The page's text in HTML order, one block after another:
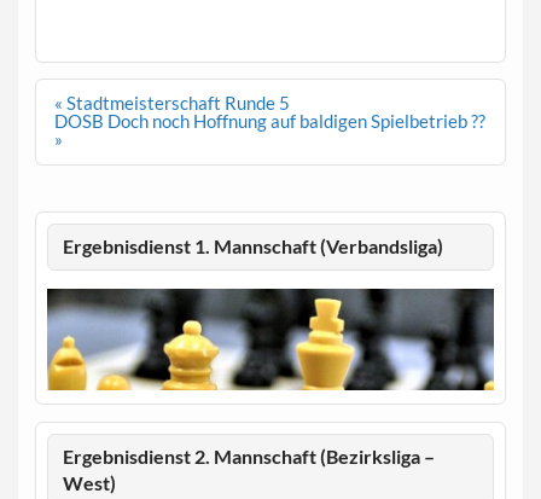
Beitragsnavigation
« Stadtmeisterschaft Runde 5
DOSB Doch noch Hoffnung auf baldigen Spielbetrieb ??
»
Ergebnisdienst 1. Mannschaft (Verbandsliga)
Ergebnisdienst 2. Mannschaft (Bezirksliga –
West)